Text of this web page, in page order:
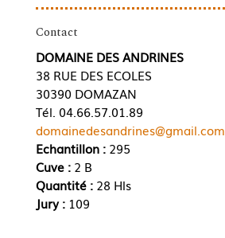
Contact
DOMAINE DES ANDRINES
38 RUE DES ECOLES
30390 DOMAZAN
Tél. 04.66.57.01.89
domainedesandrines@gmail.com
Echantillon :295
Cuve : 2 B
Quantité : 28 Hls
Jury : 109